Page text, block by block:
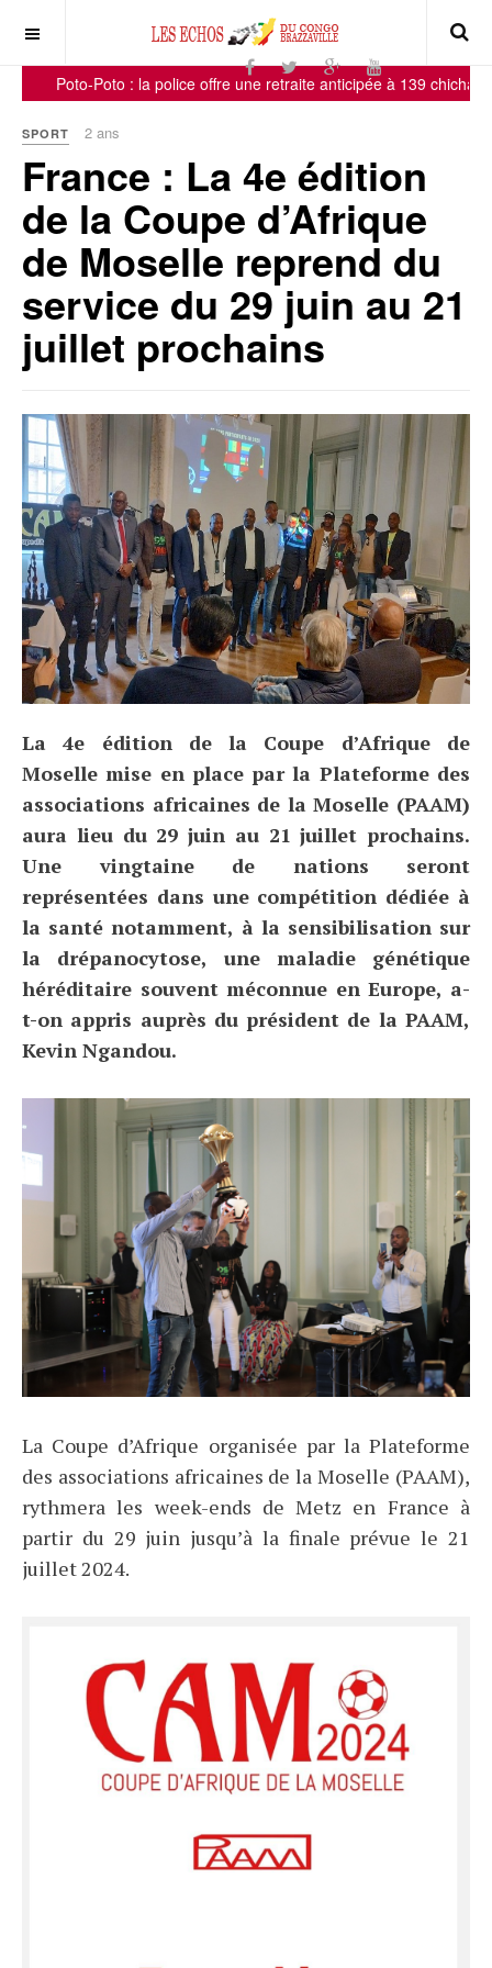
Poto-Poto : la police offre une retraite anticipée à 139 chichas ! -
SPORT 2 ans
France : La 4e édition
de la Coupe d’Afrique
de Moselle reprend du
service du 29 juin au 21
juillet prochains
La 4e édition de la Coupe d’Afrique de
Moselle mise en place par la Plateforme des
associations africaines de la Moselle (PAAM)
aura lieu du 29 juin au 21 juillet prochains.
Une vingtaine de nations seront
représentées dans une compétition dédiée à
la santé notamment, à la sensibilisation sur
la drépanocytose, une maladie génétique
héréditaire souvent méconnue en Europe, a-
t-on appris auprès du président de la PAAM,
Kevin Ngandou.
La Coupe d’Afrique organisée par la Plateforme
des associations africaines de la Moselle (PAAM),
rythmera les week-ends de Metz en France à
partir du 29 juin jusqu’à la finale prévue le 21
juillet 2024.